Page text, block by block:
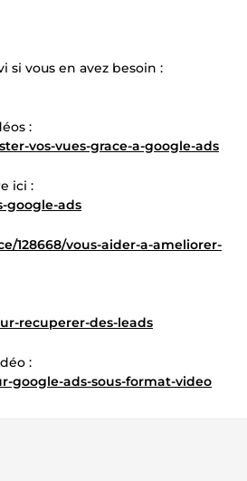
si vous en avez besoin :
:
vos-vues-grace-a-google-ads
ici :
google-ads
128668/vous-aider-a-ameliorer-
recuperer-des-leads
:
google-ads-sous-format-video